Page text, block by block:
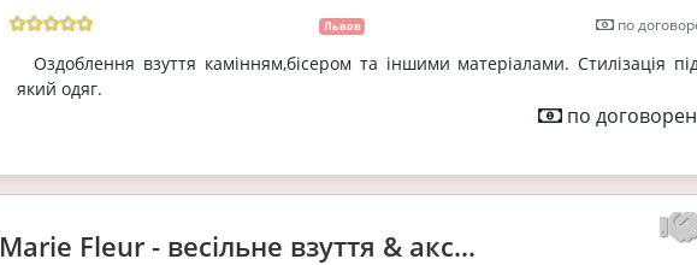
Львов по
Оздоблення взуття камінням,бісером та іншими матеріалами. Стилізація
який одяг.
по
Marie Fleur - весільне взуття & акс...